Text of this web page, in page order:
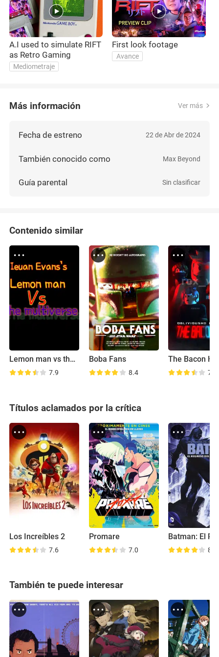
A.I used to simulate RIFT
as Retro Gaming
Mediometraje
First look footage
Avance
Más información Ver más
Fecha de estreno 22 de Abr de 2024
También conocido como Max Beyond
Guía parental Sin clasificar
Contenido similar
Lemon man vs the Multiverse
7.9
Boba Fans
8.4
The Bacon
7.7
Títulos aclamados por la crítica
Los Increíbles 2
7.6
Promare
7.0 8.4
También te puede interesar